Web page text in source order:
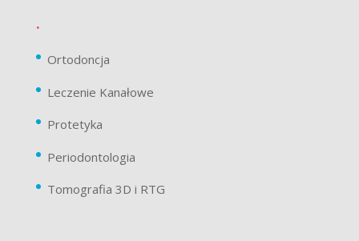
.
Ortodoncja
Leczenie Kanałowe
Protetyka
Periodontologia
Tomografia 3D i RTG